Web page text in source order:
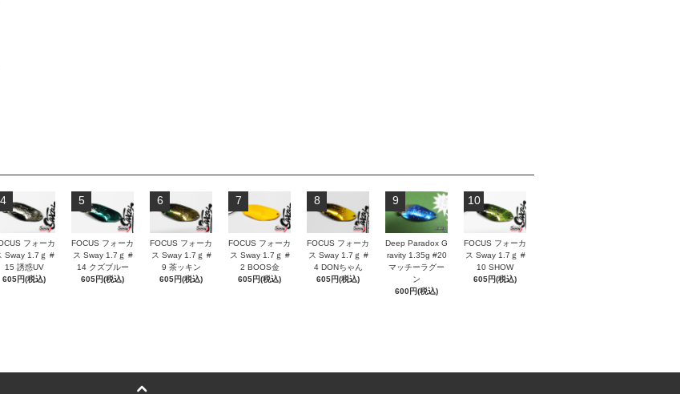
4
フォーカ
Sway 1.7ｇ #
15 誘惑UV
605円(税込)
5
FOCUS フォーカ
ス Sway 1.7ｇ #
14 クズブルー
605円(税込)
6
FOCUS フォーカ
ス Sway 1.7ｇ #
9 茶ッキン
605円(税込)
7
FOCUS フォーカ
ス Sway 1.7ｇ #
2 BOOS金
605円(税込)
8
FOCUS フォーカ
ス Sway 1.7ｇ #
4 DONちゃん
605円(税込)
9
Deep Paradox G
ravity 1.35g #20
マッチーラグー
ン
600円(税込)
10
FOCUS フォーカ
ス Sway 1.7ｇ #
10 SHOW
605円(税込)